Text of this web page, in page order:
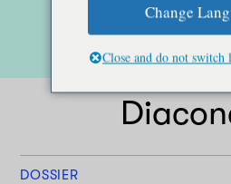
DOSSIER
Change
Close and do not switch